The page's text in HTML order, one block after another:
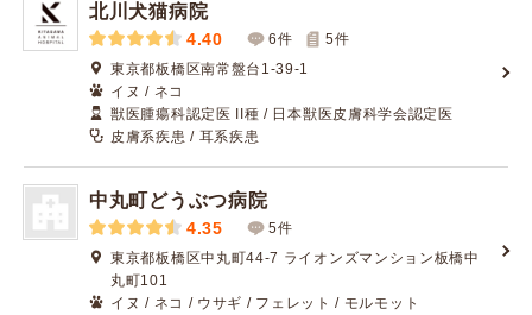
北川犬猫病院
4.40 6件 5件
東京都板橋区南常盤台1-39-1
イヌ / ネコ
獣医腫瘍科認定医 II種 / 日本獣医皮膚科学会認定医
皮膚系疾患 / 耳系疾患
中丸町どうぶつ病院
4.35
5件
東京都板橋区中丸町44-7 ライオンズマンション板橋中
丸町101
イヌ / ネコ / ウサギ / フェレット / モルモット